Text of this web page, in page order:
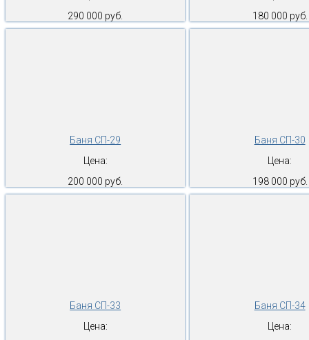
290 000 руб.
180 000 руб.
Баня СП-29
Цена:
200 000 руб.
Баня СП-30
Цена:
198 000 руб.
Баня СП-33
Цена:
Баня СП-34
Цена: